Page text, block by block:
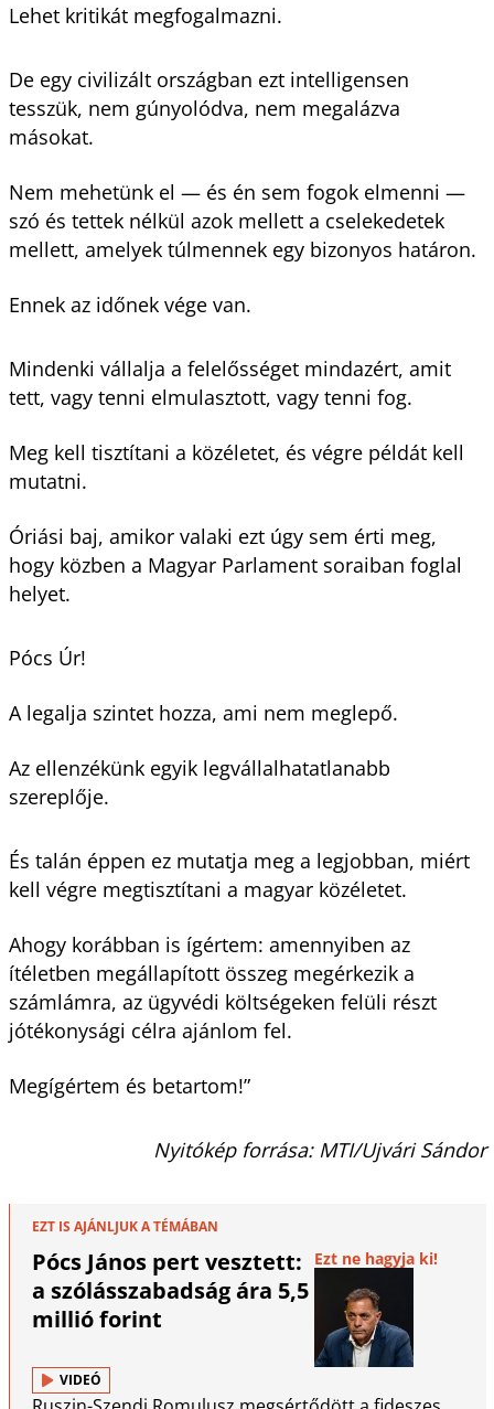
Lehet kritikát megfogalmazni.
De egy civilizált országban ezt intelligensen
tesszük, nem gúnyolódva, nem megalázva
másokat.
Nem mehetünk el — és én sem fogok elmenni —
szó és tettek nélkül azok mellett a cselekedetek
mellett, amelyek túlmennek egy bizonyos határon.
Ennek az időnek vége van.
Mindenki vállalja a felelősséget mindazért, amit
tett, vagy tenni elmulasztott, vagy tenni fog.
Meg kell tisztítani a közéletet, és végre példát kell
mutatni.
Óriási baj, amikor valaki ezt úgy sem érti meg,
hogy közben a Magyar Parlament soraiban foglal
helyet.
Pócs Úr!
A legalja szintet hozza, ami nem meglepő.
Az ellenzékünk egyik legvállalhatatlanabb
szereplője.
És talán éppen ez mutatja meg a legjobban, miért
kell végre megtisztítani a magyar közéletet.
Ahogy korábban is ígértem: amennyiben az
ítéletben megállapított összeg megérkezik a
számlámra, az ügyvédi költségeken felüli részt
jótékonysági célra ajánlom fel.
Megígértem és betartom!”
Nyitókép forrása: MTI/Ujvári Sándor
EZT IS AJÁNLJUK A TÉMÁBAN
Pócs János pert vesztett:
a szólásszabadság ára 5,5
millió forint
Ezt ne hagyja ki!
VIDEÓ